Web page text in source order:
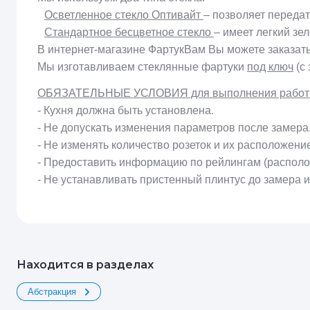
Осветленное стекло Оптивайт – позволяет
Стандартное бесцветное стекло – имеет легкий
В интернет-магазине ФартукВам Вы можете
Мы изготавливаем стеклянные фартуки под ключ (с
ОБЯЗАТЕЛЬНЫЕ УСЛОВИЯ для выполнения работ
- Кухня должна быть установлена.
- Не допускать изменения параметров после
- Не изменять количество розеток и их
- Предоставить информацию по рейлингам
- Не устанавливать пристенный плинтус до замера
Находится в разделах
Абстракция